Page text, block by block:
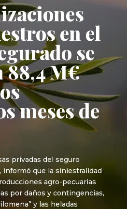
en el
se
88,4 M€
meses de
privadas del seguro
informó que la siniestralidad
agro-pecuarias
por daños y contingencias,
y las heladas